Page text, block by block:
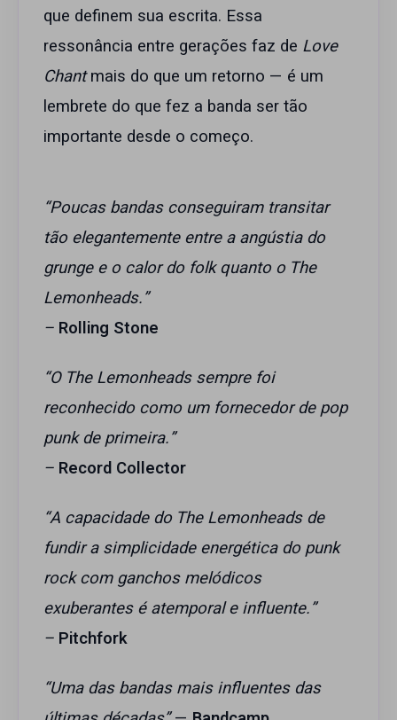
que definem sua escrita. Essa
ressonância entre gerações faz de Love
Chantmais do que um retorno — é um
lembrete do que fez a banda ser tão
importante desde o começo.
“Poucas bandas conseguiram transitar
tão elegantemente entre a angústia do
grunge e o calor do folk quanto o The
Lemonheads.”
– Rolling Stone
“O The Lemonheads sempre foi
reconhecido como um fornecedor de pop
punk de primeira.”
– Record Collector
“A capacidade do The Lemonheads de
fundir a simplicidade energética do punk
rock com ganchos melódicos
exuberantes é atemporal e influente.”
– Pitchfork
“Uma das bandas mais influentes das